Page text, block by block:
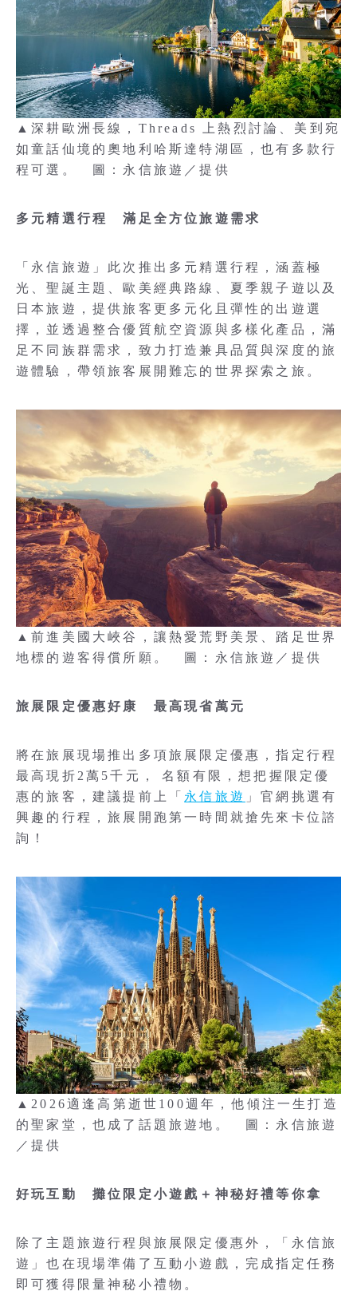
▲深耕歐洲長線，Threads 上熱烈討論、美到宛
如童話仙境的奧地利哈斯達特湖區，也有多款行
程可選。 圖：永信旅遊／提供
多元精選行程 滿足全方位旅遊需求
「永信旅遊」此次推出多元精選行程，涵蓋極
光、聖誕主題、歐美經典路線、夏季親子遊以及
日本旅遊，提供旅客更多元化且彈性的出遊選
擇，並透過整合優質航空資源與多樣化產品，滿
足不同族群需求，致力打造兼具品質與深度的旅
遊體驗，帶領旅客展開難忘的世界探索之旅。
▲前進美國大峽谷，讓熱愛荒野美景、踏足世界
地標的遊客得償所願。 圖：永信旅遊／提供
旅展限定優惠好康 最高現省萬元
將在旅展現場推出多項旅展限定優惠，指定行程
最高現折2萬5千元， 名額有限，想把握限定優
惠的旅客，建議提前上「 永信旅遊 」官網挑選有
興趣的行程，旅展開跑第一時間就搶先來卡位諮
詢！
▲2026適逢高第逝世100週年，他傾注一生打造
的聖家堂，也成了話題旅遊地。 圖：永信旅遊
／提供
好玩互動 攤位限定小遊戲＋神秘好禮等你拿
除了主題旅遊行程與旅展限定優惠外，「永信旅
遊」也在現場準備了互動小遊戲，完成指定任務
即可獲得限量神秘小禮物。